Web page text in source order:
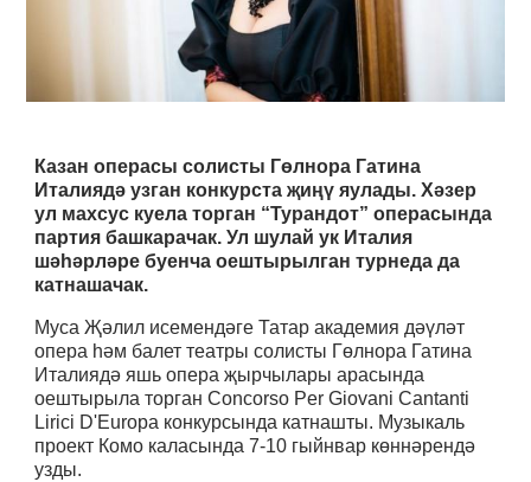
Казан операсы солисты Гөлнора Гатина
Италиядә узган конкурста җиңү яулады. Хәзер
ул махсус куела торган “Турандот” операсында
партия башкарачак. Ул шулай ук Италия
шәһәрләре буенча оештырылган турнеда да
катнашачак.
Муса Җәлил исемендәге Татар академия дәүләт
опера һәм балет театры солисты Гөлнора Гатина
Италиядә яшь опера җырчылары арасында
оештырыла торган Concorso Per Giovani Cantanti
Lirici D'Europa конкурсында катнашты. Музыкаль
проект Комо каласында 7-10 гыйнвар көннәрендә
узды.